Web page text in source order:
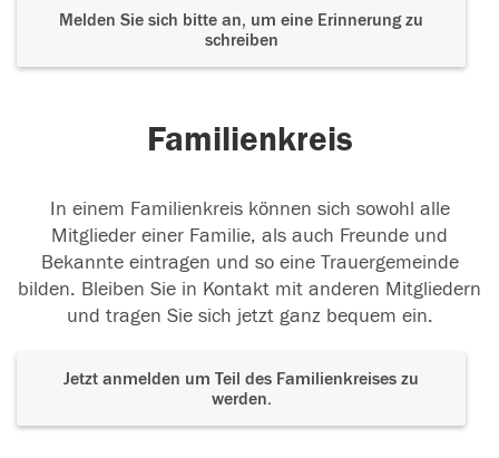
Melden Sie sich bitte an, um eine Erinnerung zu
schreiben
Familienkreis
In einem Familienkreis können sich sowohl alle
Mitglieder einer Familie, als auch Freunde und
Bekannte eintragen und so eine Trauergemeinde
bilden. Bleiben Sie in Kontakt mit anderen Mitgliedern
und tragen Sie sich jetzt ganz bequem ein.
Jetzt anmelden um Teil des Familienkreises zu
werden.